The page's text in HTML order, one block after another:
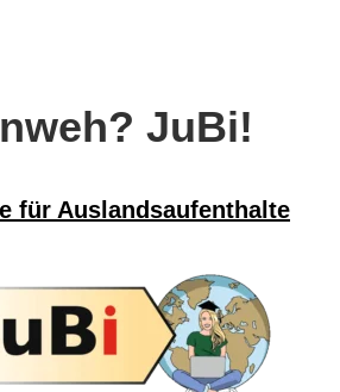
JuBi!
für Auslandsaufenthalte